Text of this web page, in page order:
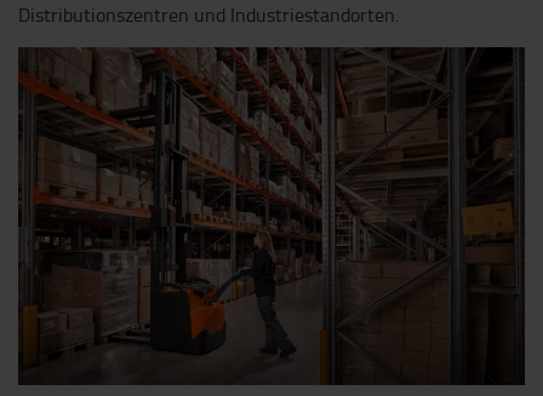
Distributionszentren und Industriestandorten.